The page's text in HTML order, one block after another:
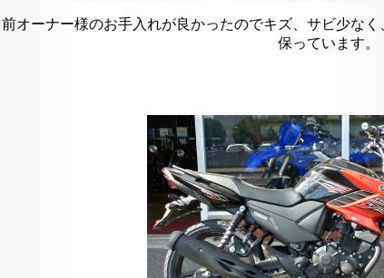
前オーナー様のお手入れが良かったのでキズ、サビ少な
保っています。